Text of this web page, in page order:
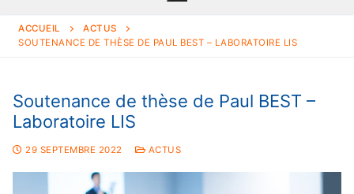
ACCUEIL
ACTUS
SOUTENANCE DE THÈSE DE PAUL BEST – LABORATOIRE LIS
Soutenance de thèse de Paul BEST –
Laboratoire LIS
29 SEPTEMBRE 2022 ACTUS